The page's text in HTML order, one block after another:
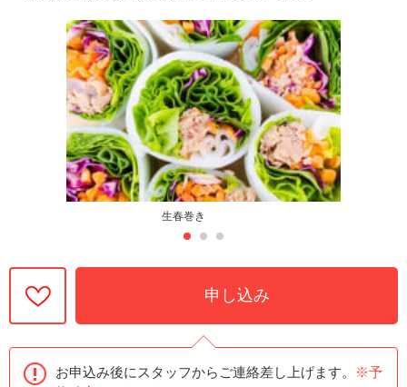
生春巻き
申し込み
お申込み後にスタッフからご連絡差し上げます。
※予